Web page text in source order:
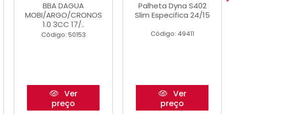
BBA DAGUA
MOBI/ARGO/CRONOS
1.0 3CC 17/..
Código: 50153
Ver
preço
Palheta Dyna S402
Slim Especifica 24/15
Código: 49411
Ver
preço